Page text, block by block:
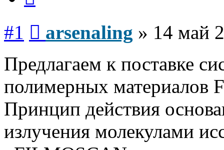
#1 arsenaling » 14 май
Предлагаем к поставке
полимерных материалов
Принцип действия
излучения молекулами